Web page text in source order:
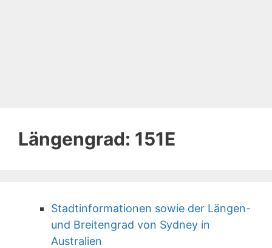
Längengrad: 151E
Stadtinformationen sowie der Längen-
und Breitengrad von Sydney in
Australien